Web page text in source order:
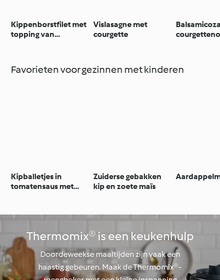
Kippenborstfilet met
topping van
Vislasagne met
courgette
Favorieten voor gezinnen met kinderen
Kipballetjes in
tomatensaus met
Zuiderse gebakken
kip en zoete maïs
Thermomix® is een keukenhulp
Doordeweekse maaltijden zijn vaak een
haastig gebeuren. Maak de Thermomix®-